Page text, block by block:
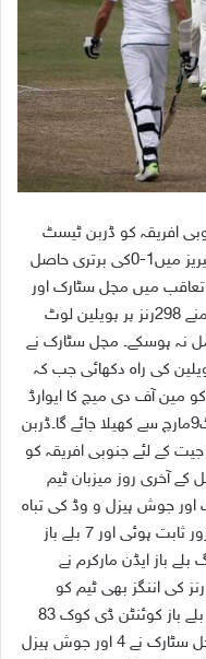
افریقہ کو ڈربن ٹیسٹ
میں 118رنز سے شکست دیکر4میچز کی سیریز میں1-0کی برتری حاصل
ٹیم417رنز ہدف کے تعاقب میں مچل سٹارک اور
جوش ہیزل و وڈ کی تباہ کن باؤلنگ کے سامنے 298رنز پر پویلین لوٹ
شامل نہ ہوسکے۔ مچل سٹارک نے
کھلاڑیوں کو پویلین کی راہ دکھائی جب کہ
مین آف دی میچ کا ایوارڈ
دیا گیا۔دونوں ٹیموں کے مابین دوسرا ٹیسٹ9مارچ سے کھیلا جائے گا۔ڈربن
کے لئے جنوبی افریقہ کو
کے آخری روز میزبان ٹیم
اور جوش ہیزل و وڈ کی تباہ
کن باؤلنگ کے سامنے پروٹیز بیٹنگ لائن کمزور ثابت ہوئی اور 7 بلے باز
باز ایڈن مارکرم نے
شاندار بیٹنگ کا مظاہرہ کیا لیکن انکی 143 رنز کی اننگز بھی ٹیم کو
شکست سے نہ بچا سکی جب کہ وکٹ کیپر بلے باز کوئنٹن ڈی کوک 83
اور ڈی بریون 36 رنز کے ساتھ نمایاں رہے۔مچل سٹارک نے 4 اور جوش ہیزل